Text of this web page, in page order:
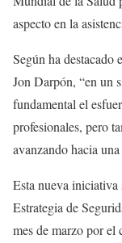
aspecto en la
Según ha destacado
Jon Darpón, “en un
fundamental el
profesionales, pero
avanzando hacia
Esta nueva iniciativa
Estrategia de
mes de marzo por el